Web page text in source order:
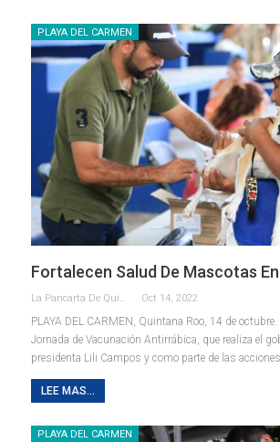
PLAYA DEL CARMEN
Fortalecen Salud De Mascotas
La Pancarta De Quintana Roo Oct 14, 2022
PLAYA DEL CARMEN, Quintana Roo, 14 de octubre.
Jornada de Vacunación Antirrábica, que realiza el
presidenta Lili Campos y como parte de las acciones
LEE MAS...
PLAYA DEL CARMEN